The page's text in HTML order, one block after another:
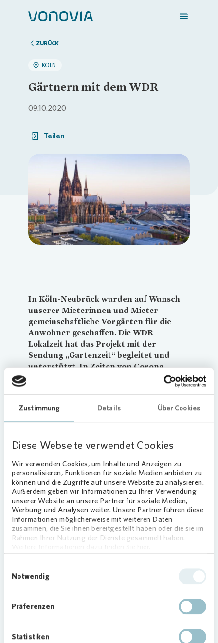
Zustimmung Details Über Cookies
Diese Webseite verwendet Cookies
Wir verwenden Cookies, um Inhalte und Anzeigen zu
personalisieren, Funktionen für soziale Medien anbieten zu
können und die Zugriffe auf unsere Website zu analysieren.
Außerdem geben wir Informationen zu Ihrer Verwendung
unserer Website an unsere Partner für soziale Medien,
Werbung und Analysen weiter. Unsere Partner führen diese
Informationen möglicherweise mit weiteren Daten
zusammen, die Sie ihnen bereitgestellt haben oder die sie im
Rahmen Ihrer Nutzung der Dienste gesammelt haben.
Notwendig
Präferenzen
Statistiken
Zuhause finden
Mein Zuhause
Meine Stadt
Weitere Angebote
Login
ZURÜCK
KÖLN
Gärtnern mit dem WDR
09.10.2020
Teilen
Loading...
In Köln-Neubrück wurden auf Wunsch
unserer Mieterinnen und Mieter
gemeinschaftliche Vorgärten für die
Anwohner geschaffen. Die WDR
Lokalzeit hat das Projekt mit der
Sendung „Gartenzeit“ begleitet und
unterstützt. In Zeiten von Corona
reagiert
Mieterwunschprojekt: Seit diesem Jahr
können Mieterinnen und Mieter ihre
gestalten.
Angelehnt an dieses Projekt wurde in unserem
Bestand in Köln-Neubrück ein
Gemeinschaftsgarten angelegt. Der klassische
Mietergarten mit direktem Zugang vom Balkon
lässt sich hier aufgrund der baulichen
Gegebenheiten nur schwer umsetzen. Viele
unserer Mieter kamen daher mit dem Wunsch auf
Vonovia
nachbarschaftliche Zusammenleben und sorgt für
eine höhere Wohnqualität. Die Flächen konnten
werden, sodass dabei sogar noch die